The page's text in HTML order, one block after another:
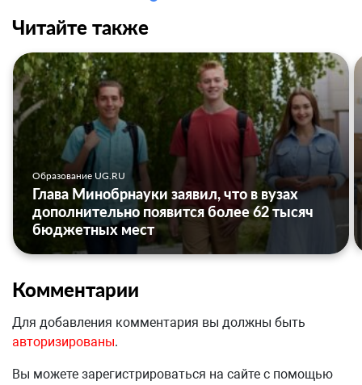
Читайте также
Образование UG.RU
Глава Минобрнауки заявил, что в вузах
дополнительно появится более 62 тысяч
бюджетных мест
Комментарии
Для добавления комментария вы должны быть
авторизированы.
Вы можете зарегистрироваться на сайте с помощью